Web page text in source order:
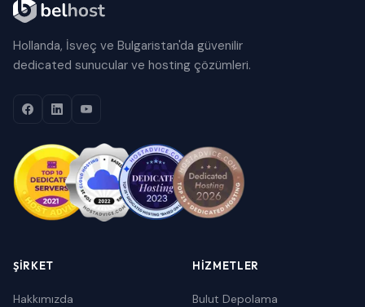
Hollanda, İsveç ve Bulgaristan'da güvenilir
dedicated sunucular ve hosting çözümleri.
ŞIRKET
Hakkımızda
HIZMETLER
Bulut Depolama